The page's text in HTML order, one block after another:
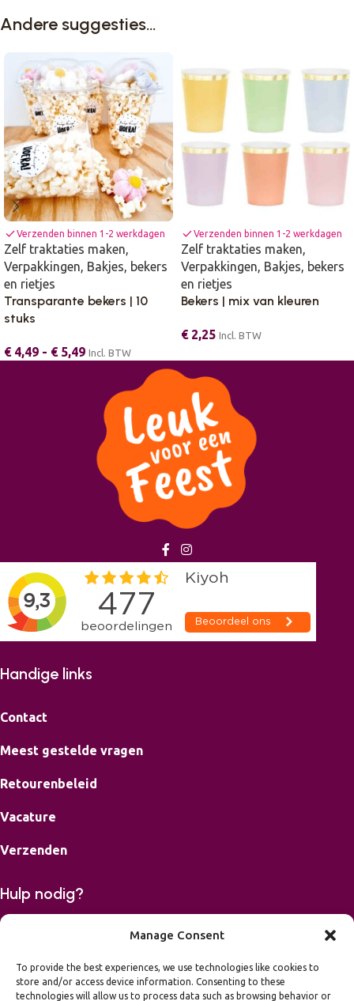
Manage Consent
To provide the best experiences, we use technologies like cookies to
store and/or access device information. Consenting to these
technologies will allow us to process data such as browsing behavior or
Andere suggesties…
checkVerzenden binnen 1-2 werkdagen
Zelf traktaties maken,
Verpakkingen, Bakjes, bekers
en rietjes
Transparante bekers | 10
stuks
€4,49 - €5,49 Incl. BTW
checkVerzenden binnen 1-2 werkdagen
Zelf traktaties maken,
Verpakkingen, Bakjes, bekers
en rietjes
Bekers | mix van kleuren
€2,25 Incl. BTW
Handige links
Contact
Meest gestelde vragen
Retourenbeleid
Vacature
Verzenden
Hulp nodig?
Bereikbaar op maandag, dinsdag, donderdag en vrijdag van
06 42426867